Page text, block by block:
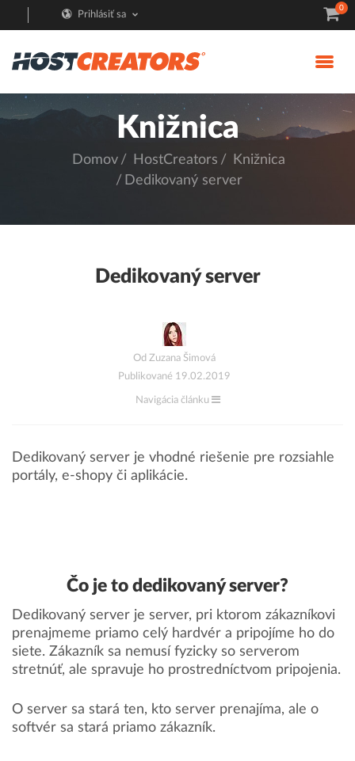
Prihlásiť sa
0
Knižnica
Domov HostCreators
Knižnica
Dedikovaný server
Dedikovaný server
Od Zuzana Šimová
Publikované 19.02.2019
Navigácia článku
Dedikovaný server je vhodné riešenie pre rozsiahle
portály, e-shopy či aplikácie.
Čo je to dedikovaný server?
Dedikovaný server je server, pri ktorom zákazníkovi
prenajmeme priamo celý hardvér a pripojíme ho do
siete. Zákazník sa nemusí fyzicky so serverom
stretnúť, ale spravuje ho prostredníctvom pripojenia.
O server sa stará ten, kto server prenajíma, ale o
softvér sa stará priamo zákazník.